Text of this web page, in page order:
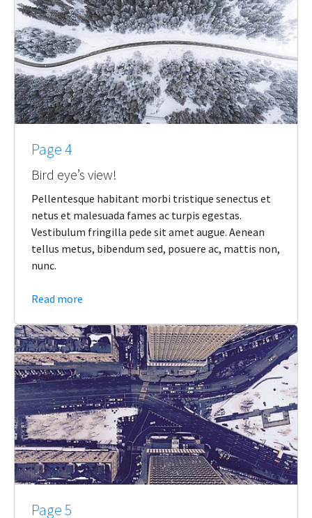
Page 4
Bird eye’s view!
Pellentesque habitant morbi tristique senectus et
netus et malesuada fames ac turpis egestas.
Vestibulum fringilla pede sit amet augue. Aenean
tellus metus, bibendum sed, posuere ac, mattis non,
nunc.
Read more
Page 5